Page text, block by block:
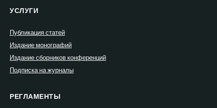
УСЛУГИ
Публикация статей
Издание монографий
Издание сборников конференций
Подписка на журналы
РЕГЛАМЕНТЫ